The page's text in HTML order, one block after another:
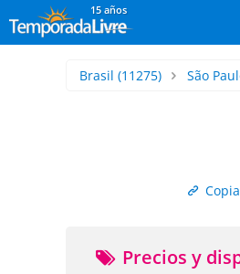
15 años
Brasil (11275) São
Precios y